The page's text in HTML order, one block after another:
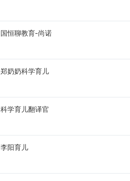
国恒聊教育-尚诺
郑奶奶科学育儿
科学育儿翻译官
李阳育儿